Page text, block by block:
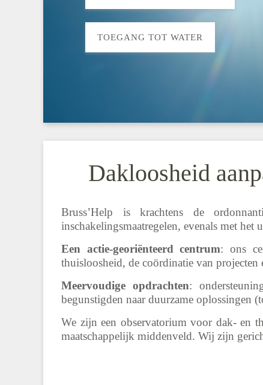
TOEGANG TOT WATER
Dakloosheid
Bruss’Help is krachtens de
inschakelingsmaatregelen, evenals met
Een actie-georiënteerd centrum: ons
thuisloosheid, de coördinatie van
Meervoudige opdrachten:
begunstigden naar duurzame oplossingen
We zijn een observatorium voor dak- en
maatschappelijk middenveld. Wij zijn